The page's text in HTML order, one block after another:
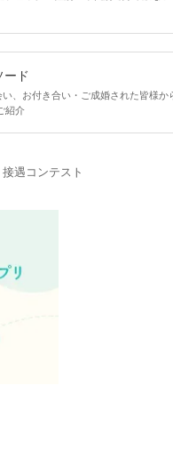
ード
い、お付き合い・ご成婚された皆様か
紹介
遇コンテスト